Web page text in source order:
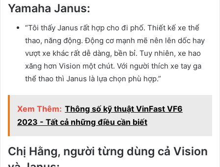
Yamaha Janus:
“Tôi thấy Janus rất hợp cho đi phố. Thiết kế xe thể
thao, năng động. Động cơ mạnh mẽ nên lên dốc hay
vượt xe khác rất dễ dàng, bền bỉ. Tuy nhiên, xe hao
xăng hơn Vision một chút. Với người thích xe tay ga
thể thao thì Janus là lựa chọn phù hợp.”
Xem Thêm: Thông số kỹ thuật VinFast VF6
2023 - Tất cả những điều cần biết
Chị Hằng, người từng dùng cả Vision